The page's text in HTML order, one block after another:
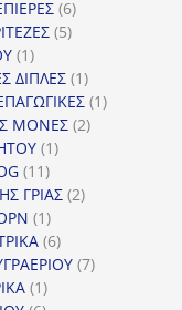
προϊόντα
66
προϊόντα
55
11
προϊόν
ΔΙΠΛΕΣ 11
προϊόν
11
ΜΟΝΕΣ 22
11
1111
προϊόντα
ΓΡΙΑΣ 22
11
προϊόν
66
προϊόντα
77
11